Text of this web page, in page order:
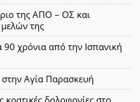
της ΑΠΟ – ΟΣ και
της
χρόνια από την Ισπανική
Αγία Παρασκευή
δολοφονίες στο